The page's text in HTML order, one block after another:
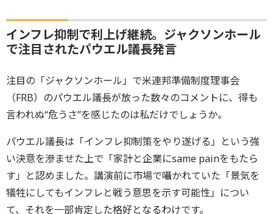
インフレ抑制で利上げ継続。ジャクソンホール
で注目されたパウエル議長発言
注目の「ジャクソンホール」で米連邦準備制度理事会
（FRB）のパウエル議長が放った数々のコメントに、得も
言われぬ“危うさ”を感じたのは私だけでしょうか。
パウエル議長は「インフレ抑制策をやり遂げる」という強
い決意を滲ませた上で「家計と企業にsame painをもたら
す」と認めました。講演前に市場で囁かれていた「景気を
犠牲にしてもインフレと戦う意思を示す可能性」につい
て、それを一部肯定した格好となるわけです。